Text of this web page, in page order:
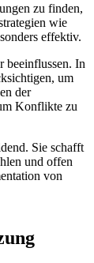
zu finden,
wie
effektiv.
beeinflussen. In
um
der
Konflikte zu
Sie schafft
und offen
von